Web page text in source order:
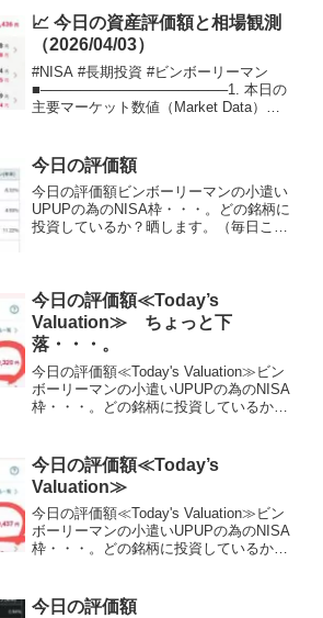
📈 今日の資産評価額と相場観測
（2026/04/03）
#NISA #長期投資 #ビンボーリーマン
■───────────────────1. 本日の
主要マーケット数値（Market Data）
今日の評価額
今日の評価額ビンボーリーマンの小遣い
UPUPの為のNISA枠・・・。どの銘柄に
投資しているか？晒します。（毎日ここ
もETFにもいれて...
今日の評価額≪Today’s
Valuation≫ ちょっと下
落・・・。
今日の評価額≪Today's Valuation≫ビン
ボーリーマンの小遣いUPUPの為のNISA
枠・・・。どの銘柄に投資しているか？
ので無しかな？？）（投資信託の評価...
今日の評価額≪Today’s
Valuation≫
今日の評価額≪Today's Valuation≫ビン
ボーリーマンの小遣いUPUPの為のNISA
枠・・・。どの銘柄に投資しているか？
ので無しかな？？）（投資信託の評価...
今日の評価額